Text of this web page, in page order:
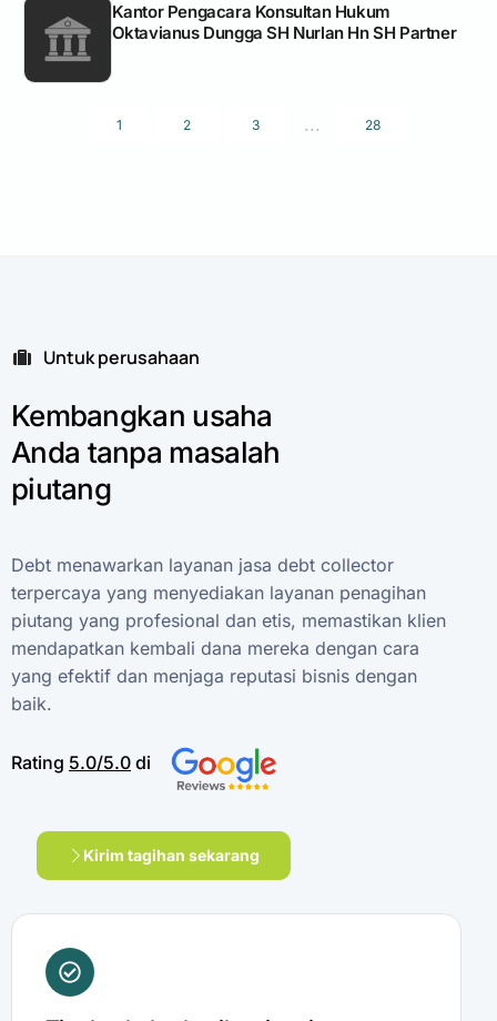
Kantor Pengacara Konsultan Hukum
Oktavianus Dungga SH Nurlan Hn SH Partner
1 2 3 ... 28
Untuk perusahaan
Kembangkan usaha
Anda tanpa masalah
piutang
Debt menawarkan layanan jasa debt collector
terpercaya yang menyediakan layanan penagihan
piutang yang profesional dan etis, memastikan klien
mendapatkan kembali dana mereka dengan cara
yang efektif dan menjaga reputasi bisnis dengan
baik.
Rating 5.0/5.0 di
Kirim tagihan sekarang